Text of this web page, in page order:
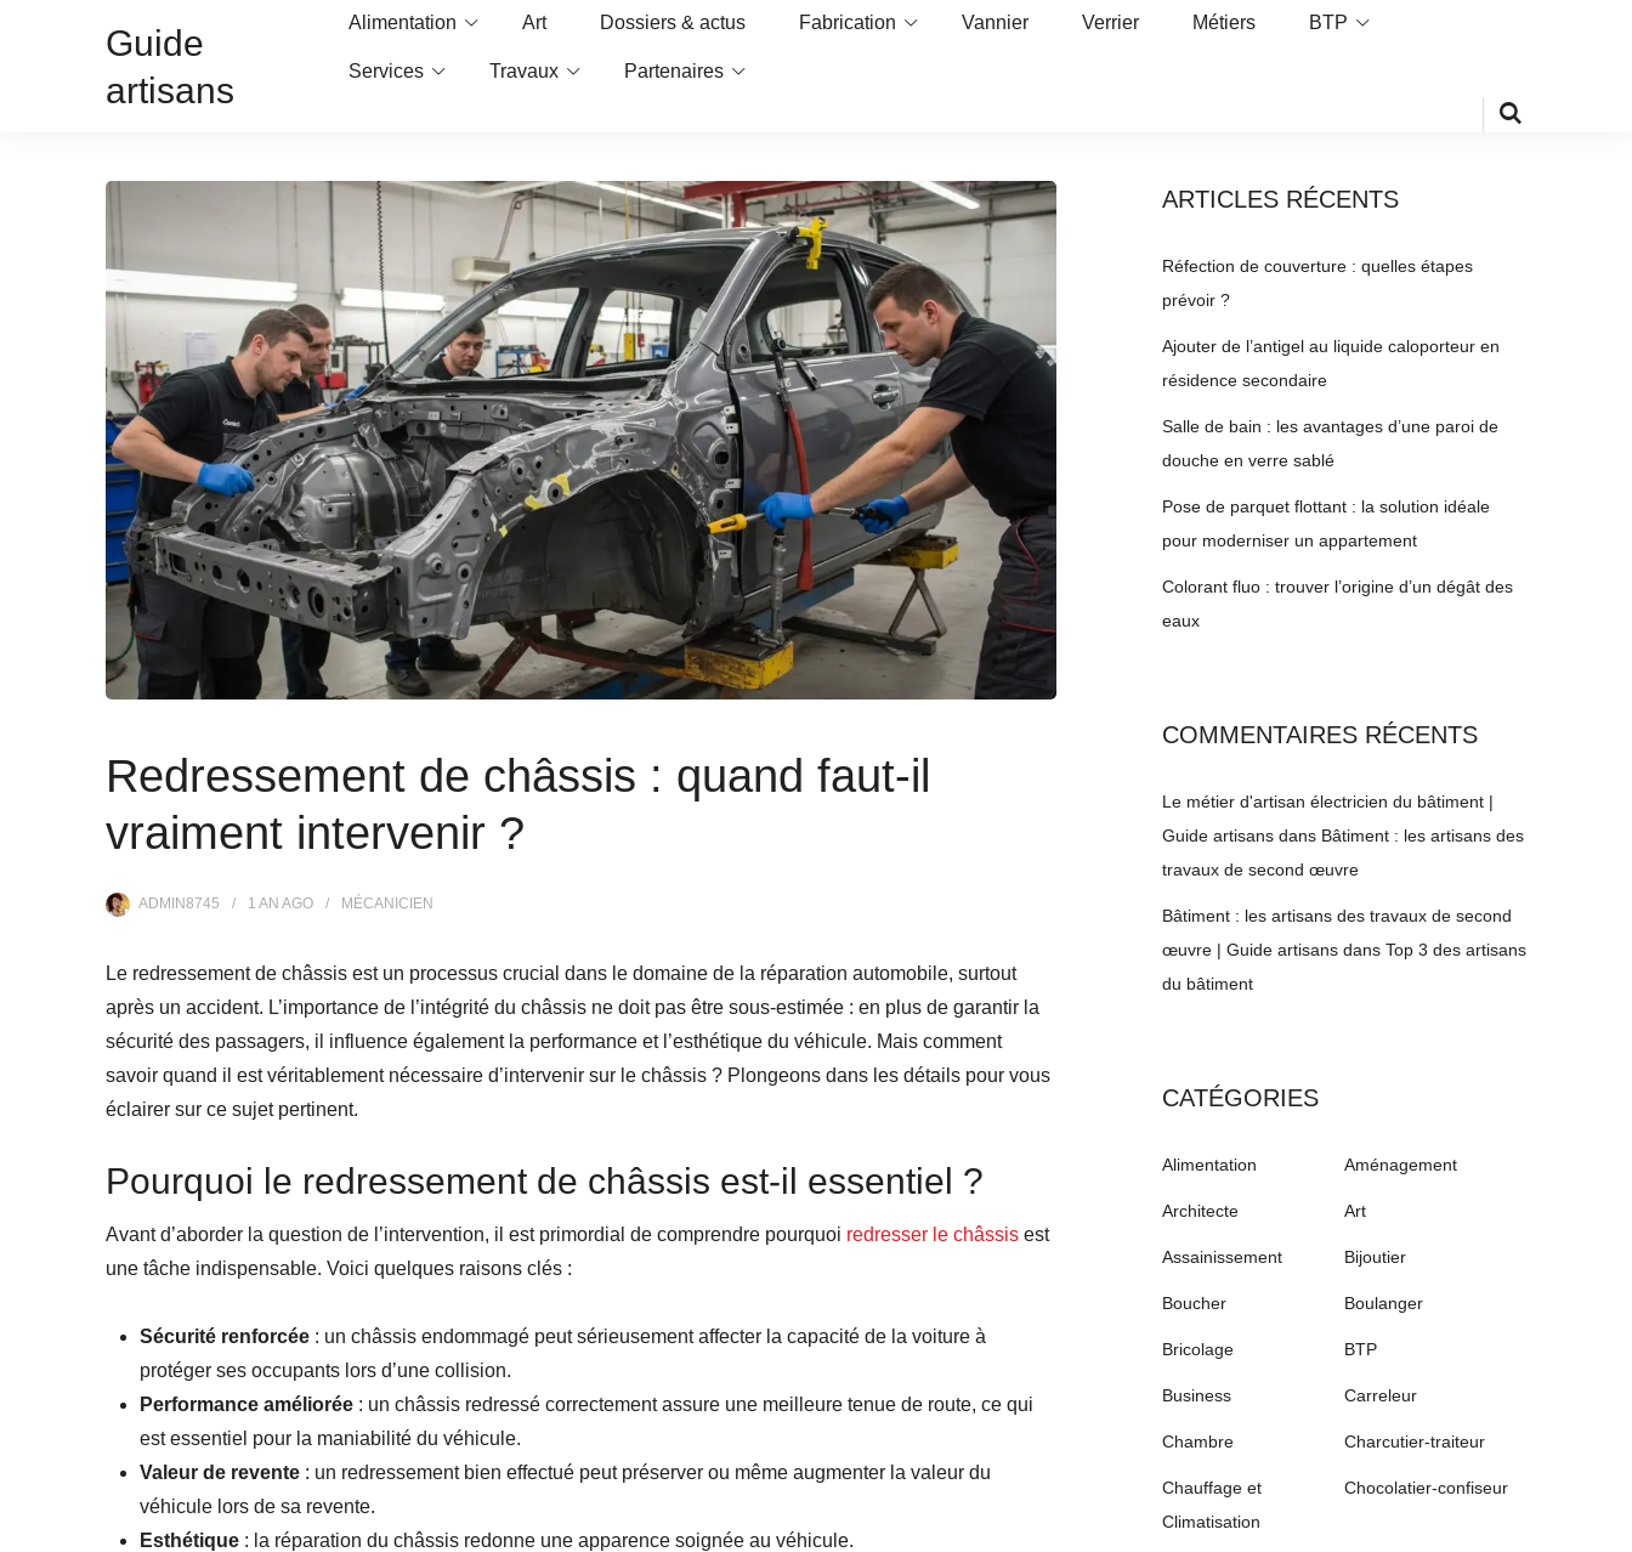
Guide
artisans
Alimentation Art Dossiers & actus Fabrication Vannier Verrier Métiers BTP
Services Travaux Partenaires
Redressement de châssis : quand faut-il
vraiment intervenir ?
ADMIN8745 1 AN AGO MÉCANICIEN
Le redressement de châssis est un processus crucial dans le domaine de la réparation automobile, surtout
après un accident. L’importance de l’intégrité du châssis ne doit pas être sous-estimée : en plus de garantir la
sécurité des passagers, il influence également la performance et l’esthétique du véhicule. Mais comment
savoir quand il est véritablement nécessaire d’intervenir sur le châssis ? Plongeons dans les détails pour vous
éclairer sur ce sujet pertinent.
Pourquoi le redressement de châssis est-il essentiel ?
Avant d’aborder la question de l’intervention, il est primordial de comprendre pourquoi redresser le châssis est
une tâche indispensable. Voici quelques raisons clés :
Sécurité renforcée : un châssis endommagé peut sérieusement affecter la capacité de la voiture à
protéger ses occupants lors d’une collision.
Performance améliorée : un châssis redressé correctement assure une meilleure tenue de route, ce qui
est essentiel pour la maniabilité du véhicule.
Valeur de revente : un redressement bien effectué peut préserver ou même augmenter la valeur du
véhicule lors de sa revente.
Esthétique : la réparation du châssis redonne une apparence soignée au véhicule.
ARTICLES RÉCENTS
Réfection de couverture : quelles étapes
prévoir ?
Ajouter de l’antigel au liquide caloporteur en
résidence secondaire
Salle de bain : les avantages d’une paroi de
douche en verre sablé
Pose de parquet flottant : la solution idéale
pour moderniser un appartement
Colorant fluo : trouver l’origine d’un dégât des
eaux
COMMENTAIRES RÉCENTS
Le métier d'artisan électricien du bâtiment |
Guide artisans dans Bâtiment : les artisans des
travaux de second œuvre
Bâtiment : les artisans des travaux de second
œuvre | Guide artisans dans Top 3 des artisans
du bâtiment
CATÉGORIES
Alimentation Aménagement
Architecte Art
Assainissement Bijoutier
Boucher Boulanger
Bricolage BTP
Business Carreleur
Chambre Charcutier-traiteur
Chauffage et
Climatisation
Chocolatier-confiseur